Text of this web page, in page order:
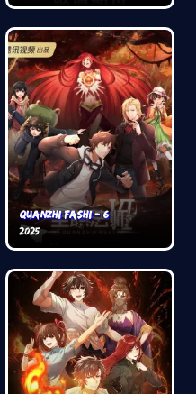
Quanzhi Fashi - 6
2025